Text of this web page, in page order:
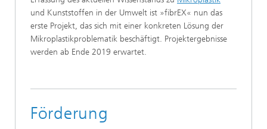
und Kunststoffen in der Umwelt ist »fibrEX« nun das
erste Projekt, das sich mit einer konkreten Lösung der
Mikroplastikproblematik beschäftigt. Projektergebnisse
werden ab Ende 2019 erwartet.
Förderung